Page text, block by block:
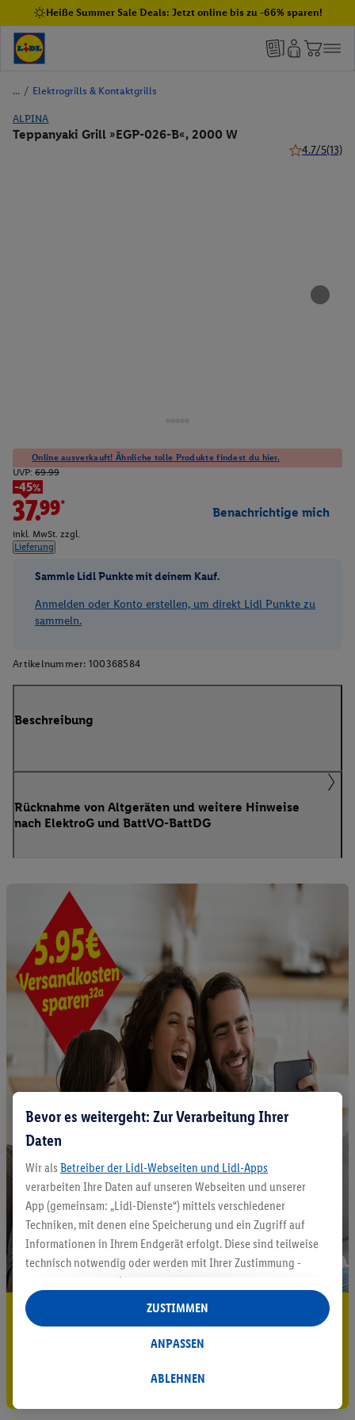
Heiße Summer Sale Deals: Jetzt online bis zu -66% sparen!
/ Elektrogrills & Kontaktgrills
ALPINA
Teppanyaki Grill »EGP-026-B«, 2000 W
4.7/5(13)
Online ausverkauft! Ähnliche tolle Produkte findest du hier.
UVP: 69.99
-45%
37.99*
inkl. MwSt. zzgl.
Lieferung
Benachrichtige mich
Sammle Lidl Punkte mit deinem Kauf.
Anmelden oder Konto erstellen, um direkt Lidl Punkte zu
sammeln.
Artikelnummer: 100368584
Beschreibung
Rücknahme von Altgeräten und weitere Hinweise
nach ElektroG und BattVO-BattDG
5.95 € Versand sparen³²ᵃ
Jetzt zum Newsletter anmelden
Gutschein sichern!
Bevor es weitergeht: Zur Verarbeitung Ihrer
Daten
Wir als Betreiber der Lidl-Webseiten und Lidl-Apps
verarbeiten Ihre Daten auf unseren Webseiten und unserer
App (gemeinsam: „Lidl-Dienste“) mittels verschiedener
Techniken, mit denen eine Speicherung und ein Zugriff auf
Informationen in Ihrem Endgerät erfolgt. Diese sind teilweise
technisch notwendig oder werden mit Ihrer Zustimmung -
auch durch Partner (u.a.
Verantwortliche; im Zusammenhang mit dem IAB TCF
insgesamt
Statistik-Erstellung oder für personalisierte Werbung
Datenverarbeitungen für personalisierte Werbung werden
ABLEHNEN
ANPASSEN
ZUSTIMMEN